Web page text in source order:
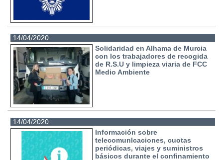
14/04/2020
Solidaridad en Alhama de Murcia
con los trabajadores de recogida
de R.S.U y limpieza viaria de FCC
Medio Ambiente
14/04/2020
Información sobre
telecomunIcaciones, cuotas
periódicas, viajes y suministros
básicos durante el confinamiento